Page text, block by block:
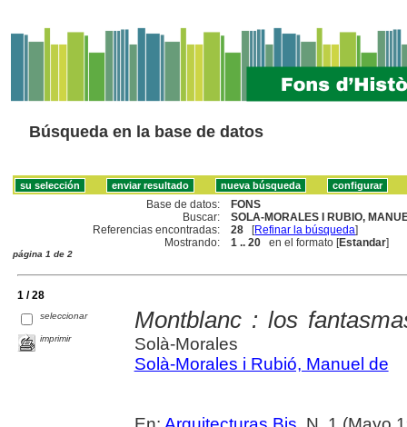
Búsqueda en la base de datos
Base de datos:
FONS
Buscar:
SOLA-MORALES I RUBIO,
Referencias encontradas:
28 [Refinar la búsqueda]
Mostrando:
1 .. 20 en el formato [Estandar]
página 1 de 2
1 / 28
seleccionar
imprimir
Montblanc : los
Solà-Morales
Solà-Morales i Rubió, Manuel de